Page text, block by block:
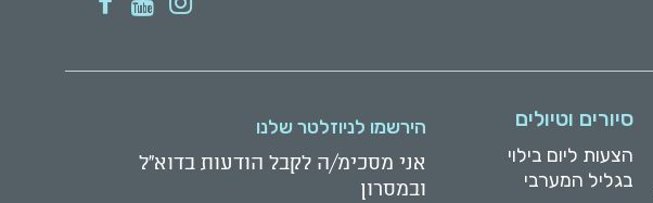
סיורים וטיולים
הצעות ליום בילוי
בגליל המערבי
הירשמו לניוזלטר שלנו
אני מסכימ/ה לקבל הודעות בדוא"ל
ובמסרון